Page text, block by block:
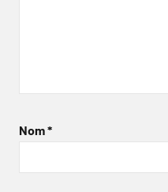
Nom*